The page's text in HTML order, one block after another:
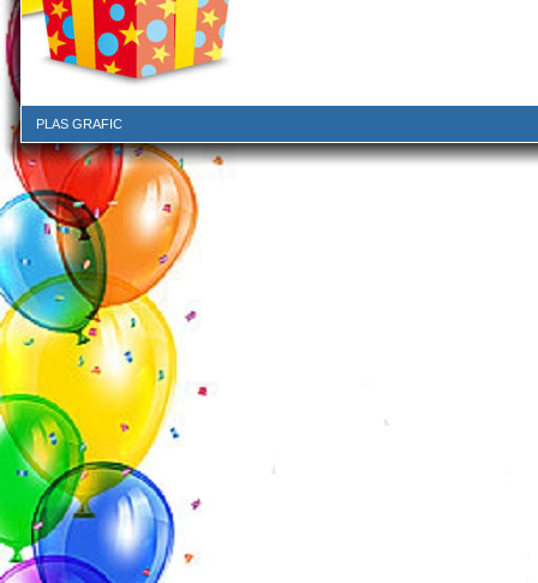
PLAS GRAFIC